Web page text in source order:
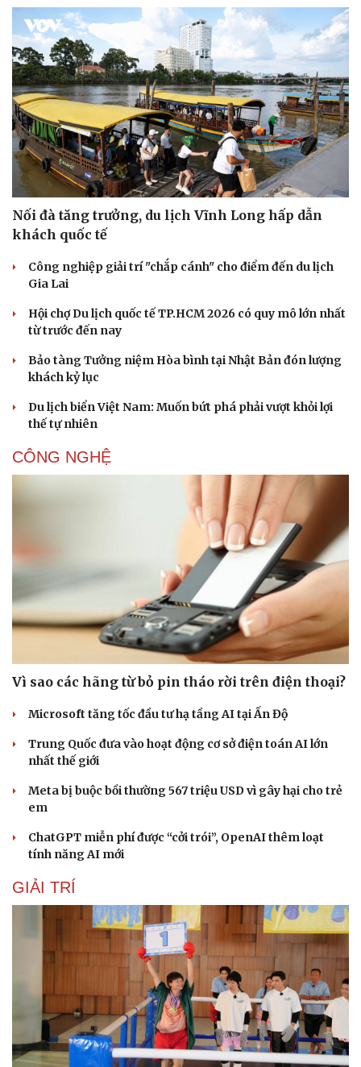
Sức khỏe
Dinh dưỡng - món ngon
Cây thuốc
Sản phụ khoa
Nhi khoa
Nam khoa
Làm đẹp - giảm cân
Phòng mạch online
Ăn sạch sống khỏe
Đời sống
Nhà đẹp
Blog
Tình yêu - Gia đình
Nối đà tăng trưởng, du lịch Vĩnh Long hấp dẫn
khách quốc tế
Công nghiệp giải trí "chắp cánh" cho điểm đến du lịch
Gia Lai
Hội chợ Du lịch quốc tế TP.HCM 2026 có quy mô lớn nhất
từ trước đến nay
Bảo tàng Tưởng niệm Hòa bình tại Nhật Bản đón lượng
khách kỷ lục
Du lịch biển Việt Nam: Muốn bứt phá phải vượt khỏi lợi
thế tự nhiên
CÔNG NGHỆ
Vì sao các hãng từ bỏ pin tháo rời trên điện thoại?
Microsoft tăng tốc đầu tư hạ tầng AI tại Ấn Độ
Trung Quốc đưa vào hoạt động cơ sở điện toán AI lớn
nhất thế giới
Meta bị buộc bồi thường 567 triệu USD vì gây hại cho trẻ
em
ChatGPT miễn phí được “cởi trói”, OpenAI thêm loạt
tính năng AI mới
GIẢI TRÍ